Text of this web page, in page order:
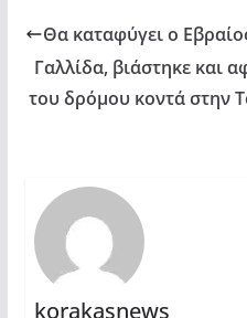
Θα καταφύγει ο
Γαλλίδα, βιάστηκε και
του δρόμου κοντά στην
korakasnews